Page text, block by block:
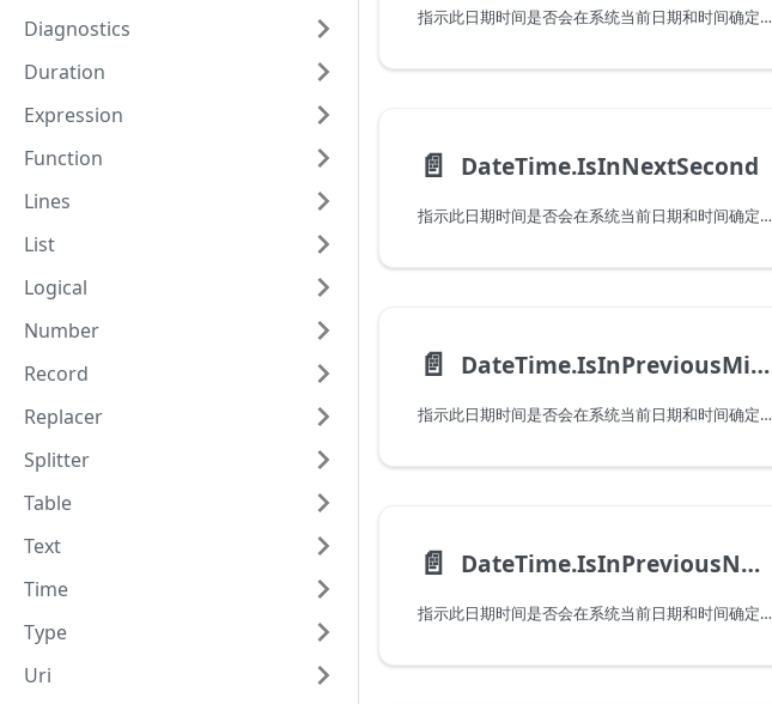
Diagnostics
Duration
Expression
Function
Lines
List
Logical
Number
Record
Replacer
Splitter
Table
Text
Time
Type
Uri
指示此日期时间是否会在系统当前日期和时间确定的下一分钟数中出现。请注意，当传递一个在当前分钟内出现的值时，此函数将返回 false。
📄️ DateTime.IsInNextSecond
指示此日期时间是否会在系统当前日期和时间确定的下一秒中出现。请注意，当传递一个在当前秒内出现的值时，此函数将返回 false。
📄️ DateTime.IsInPreviousMinute
指示此日期时间是否会在系统当前日期和时间确定的上一分钟内出现。请注意，当传递一个在当前分钟内出现的值时，此函数将返回 false。
📄️ DateTime.IsInPreviousNMinutes
指示此日期时间是否会在系统当前日期和时间确定的上一分钟数中出现。请注意，当传递一个在当前分钟内出现的值时，此函数将返回 false。